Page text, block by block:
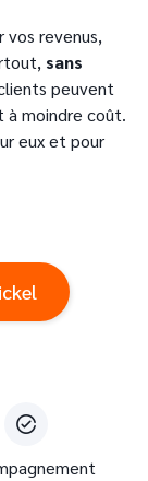
revenus,
sans
peuvent
moindre coût.
eux et pour